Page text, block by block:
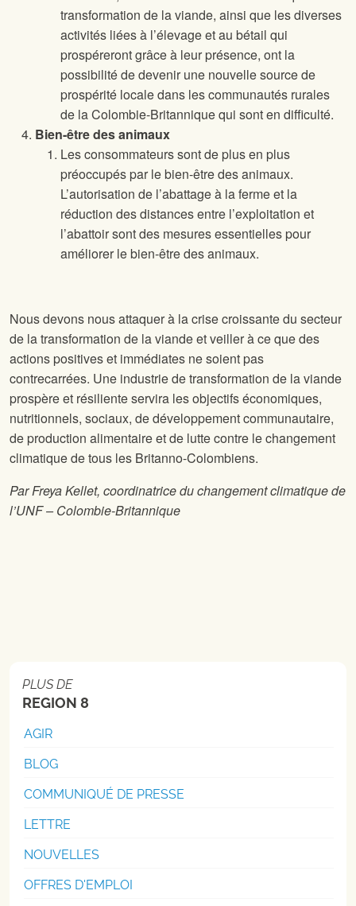
transformation de la viande, ainsi que les diverses
activités liées à l’élevage et au bétail qui
prospéreront grâce à leur présence, ont la
possibilité de devenir une nouvelle source de
prospérité locale dans les communautés rurales
de la Colombie-Britannique qui sont en difficulté.
Bien-être des animaux
Les consommateurs sont de plus en plus
préoccupés par le bien-être des animaux.
L’autorisation de l’abattage à la ferme et la
réduction des distances entre l’exploitation et
l’abattoir sont des mesures essentielles pour
améliorer le bien-être des animaux.
Nous devons nous attaquer à la crise croissante du secteur
de la transformation de la viande et veiller à ce que des
actions positives et immédiates ne soient pas
contrecarrées. Une industrie de transformation de la viande
prospère et résiliente servira les objectifs économiques,
nutritionnels, sociaux, de développement communautaire,
de production alimentaire et de lutte contre le changement
climatique de tous les Britanno-Colombiens.
Par Freya Kellet, coordinatrice du changement climatique de
l’UNF – Colombie-Britannique
PLUS DE
REGION 8
AGIR
BLOG
COMMUNIQUÉ DE PRESSE
LETTRE
NOUVELLES
OFFRES D'EMPLOI